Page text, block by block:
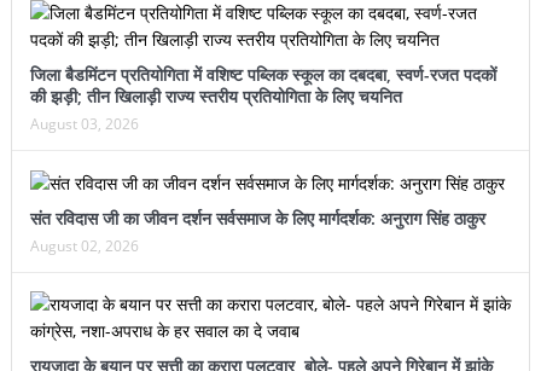
जिला बैडमिंटन प्रतियोगिता में वशिष्ट पब्लिक स्कूल का दबदबा, स्वर्ण-रजत पदकों
की झड़ी; तीन खिलाड़ी राज्य स्तरीय प्रतियोगिता के लिए चयनित
August 03, 2026
संत रविदास जी का जीवन दर्शन सर्वसमाज के लिए मार्गदर्शक: अनुराग सिंह ठाकुर
August 02, 2026
रायजादा के बयान पर सत्ती का करारा पलटवार, बोले- पहले अपने गिरेबान में झांके